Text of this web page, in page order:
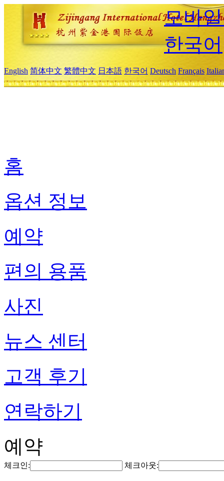
모바
한국어
English 简体中文 繁體中文 日本語 한국어 Deutsch Français
홈
옵션 정보
예약
편의 용품
사진
뉴스 센터
고객 후기
연락하기
예약
체크인: 체크아웃: